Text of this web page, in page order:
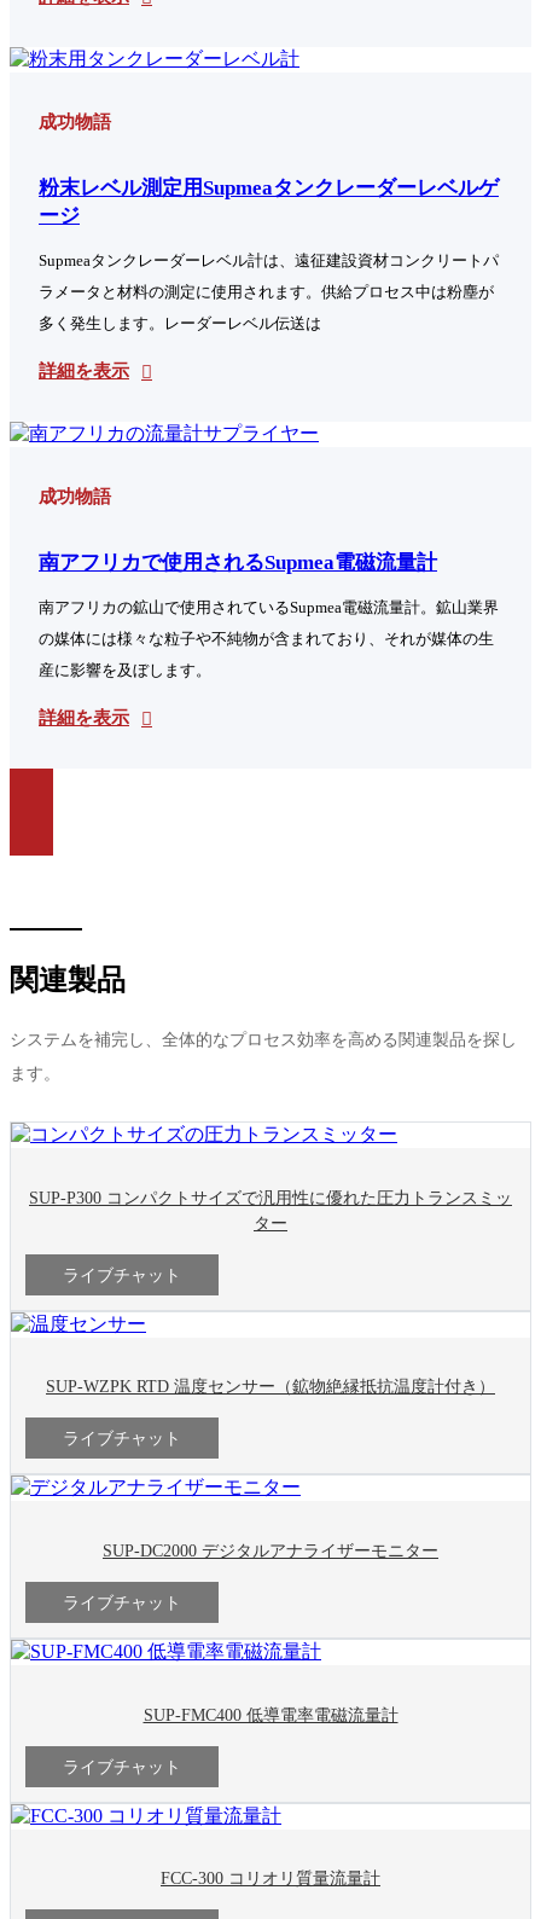
成功物語
粉末レベル測定用Supmeaタンクレーダーレベルゲ
ージ
Supmeaタンクレーダーレベル計は、遠征建設資材コンクリートパ
ラメータと材料の測定に使用されます。供給プロセス中は粉塵が
多く発生します。レーダーレベル伝送は
詳細を表示
成功物語
南アフリカで使用されるSupmea電磁流量計
南アフリカの鉱山で使用されているSupmea電磁流量計。鉱山業界
の媒体には様々な粒子や不純物が含まれており、それが媒体の生
産に影響を及ぼします。
詳細を表示
関連製品
システムを補完し、全体的なプロセス効率を高める関連製品を探し
ます。
SUP-P300 コンパクトサイズで汎用性に優れた圧力トランスミッ
ター
ライブチャット
SUP-WZPK RTD 温度センサー（鉱物絶縁抵抗温度計付き）
ライブチャット
SUP-DC2000 デジタルアナライザーモニター
ライブチャット
SUP-FMC400 低導電率電磁流量計
ライブチャット
FCC-300 コリオリ質量流量計